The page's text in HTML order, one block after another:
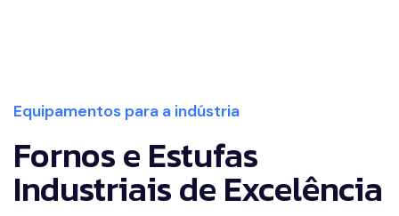
Equipamentos para a indústria
Fornos e Estufas
Industriais de Excelência